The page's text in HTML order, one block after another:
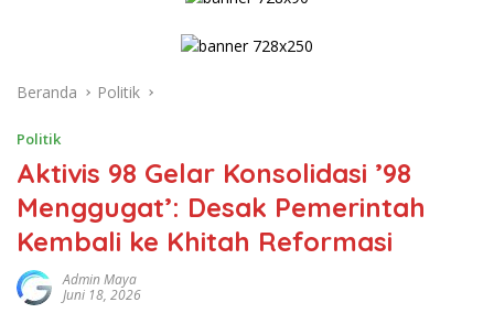
Beranda Politik
Politik
Aktivis 98 Gelar Konsolidasi ’98
Menggugat’: Desak Pemerintah
Kembali ke Khitah Reformasi
Admin Maya
Juni 18, 2026